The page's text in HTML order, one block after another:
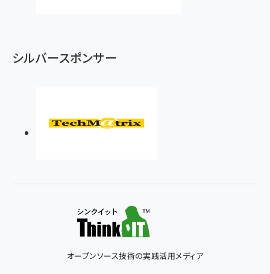
シルバースポンサー
オープンソース技術の実践活用メディア